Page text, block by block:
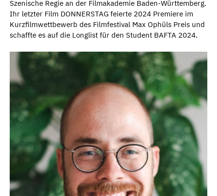
Szenische Regie an der Filmakademie Baden-Württemberg.
Ihr letzter Film DONNERSTAG feierte 2024 Premiere im
Kurzfilmwettbewerb des Filmfestival Max Ophüls Preis und
schaffte es auf die Longlist für den Student BAFTA 2024.